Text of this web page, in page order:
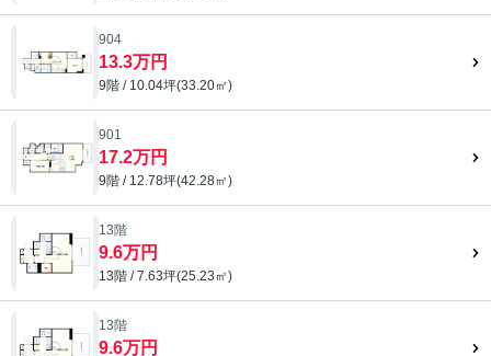
904
13.3万円
9階 / 10.04坪(33.20㎡)
901
17.2万円
9階 / 12.78坪(42.28㎡)
13階
9.6万円
13階 / 7.63坪(25.23㎡)
13階
9.6万円